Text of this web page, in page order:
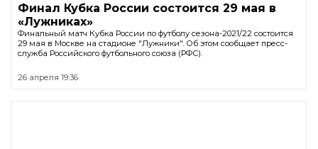
Финал Кубка России состоится 29 мая в
«Лужниках»
Финальный матч Кубка России по футболу сезона-2021/22 состоится
29 мая в Москве на стадионе "Лужники". Об этом сообщает пресс-
служба Российского футбольного союза (РФС).
26 апреля 19:36